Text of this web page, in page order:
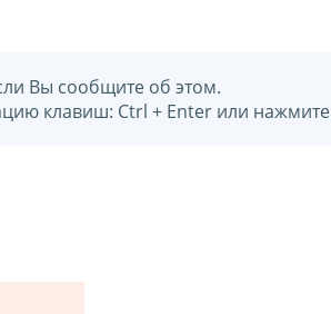
Вы сообщите об этом.
клавиш: Ctrl + Enter или нажмите